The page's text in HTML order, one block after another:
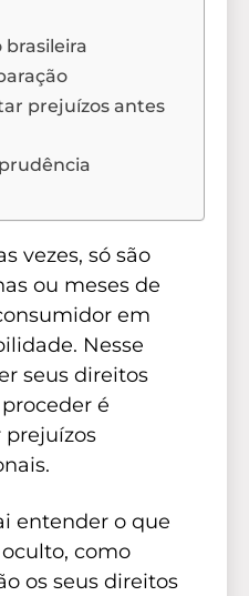
brasileira
prejuízos antes
vezes, só são
ou meses de
em
Nesse
seus direitos
é
prejuízos
entender o que
como
os seus direitos